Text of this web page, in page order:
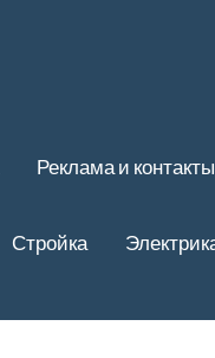
Реклама и контакты
Стройка